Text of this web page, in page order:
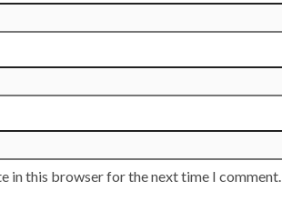
in this browser for the next time I comment.